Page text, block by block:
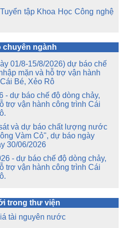
tập Khoa Học Công nghệ
chuyên ngành
01/8-15/8/2026) dự báo chế
mặn và hỗ trợ vận hành
Bé, Xẻo Rô
- dự báo chế độ dòng chảy,
trợ vận hành công trình Cái
và dự báo chất lượng nước
Vàm Cỏ", dự báo ngày
30/06/2026
- dự báo chế độ dòng chảy,
trợ vận hành công trình Cái
trong thư viện
tài nguyên nước